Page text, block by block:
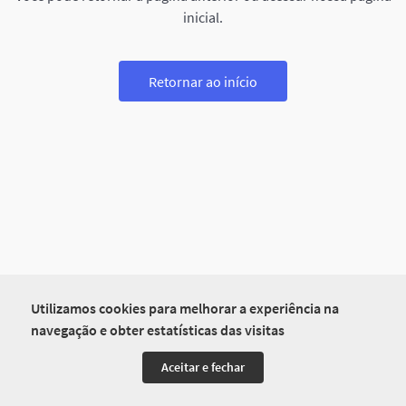
Utilizamos cookies para melhorar a experiência na
navegação e obter estatísticas das visitas
Aceitar e fechar
inicial.
Retornar ao início